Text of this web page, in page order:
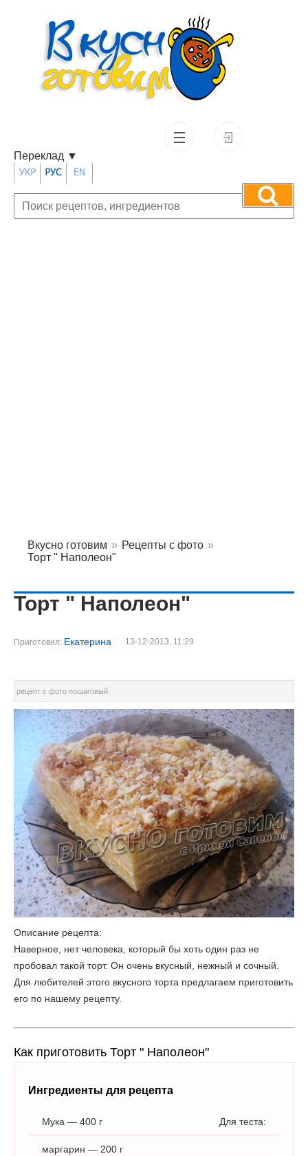
Переклад ▼
Вкусно готовим » Рецепты с фото »
Торт " Наполеон"
Торт " Наполеон"
Приготовил: Екатерина 13-12-2013, 11:29
рецепт с фото пошаговый
Описание рецепта:
Наверное, нет человека, который бы хоть один раз не
пробовал такой торт. Он очень вкусный, нежный и сочный.
Для любителей этого вкусного торта предлагаем приготовить
его по нашему рецепту.
Как приготовить Торт " Наполеон"
Ингредиенты для рецепта
Для теста:
Мука — 400 г
маргарин — 200 г